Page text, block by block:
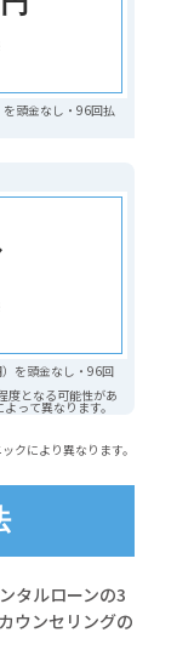
頭金なし・96回払
を頭金なし・96回
度となる可能性があ
って異なります。
クにより異なります。
タルローンの3
ウンセリングの